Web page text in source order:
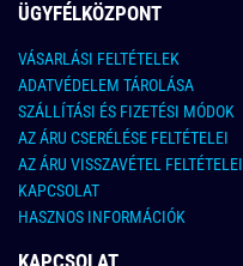
ÜGYFÉLKÖZPONT
VÁSARLÁSI FELTÉTELEK
ADATVÉDELEM TÁROLÁSA
SZÁLLÍTÁSI ÉS FIZETÉSI MÓDOK
AZ ÁRU CSERÉLÉSE FELTÉTELEI
AZ ÁRU VISSZAVÉTEL FELTÉTELEI
KAPCSOLAT
HASZNOS INFORMÁCIÓK